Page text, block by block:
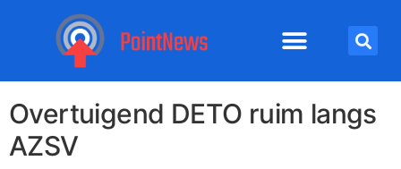
Overtuigend DETO ruim langs
AZSV